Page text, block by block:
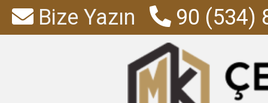
Bize Yazın 90 (534)